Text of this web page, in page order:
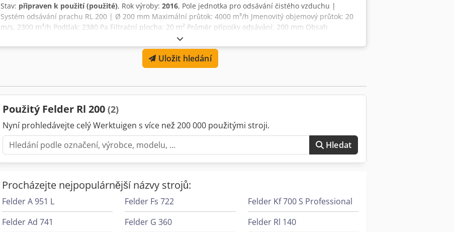
Stav: připraven k použití (použité), Rok výroby: 2016, Pole jednotka pro odsávání čistého vzduchu |
Systém odsávání prachu RL 200 | Ø 200 mm Maximální průtok: 4000 m³/h Jmenovitý objemový průtok: 20
m/s, 2300 m³/h Podtlak: 2380 Pa Filtrační plocha: 20 m² Průměr přípojky odsávání: 200 mm Obsah
zbytkového prachu: < 0,1 mg/m3 Briketovací lis Felder 50 FBP Průměr briket: 50 mm Průtok: 30–50 kg/h
Výkon motoru: 4 kW Rozměry (d x š): 1750 x 1270 mm Hmotnost: 950 kg Objem hydraulického oleje: 125
litrů Rok stavby 2016 Stav připraven k použití Codpfx Aewa Rlkjlferf Cena 15500,- Systém je již demontován
Uložit hledání
Použitý Felder Rl 200 (2)
Nyní prohledávejte celý Werktuigen s více než 200 000 použitými stroji.
Hledat
Procházejte nejpopulárnější názvy strojů:
Felder A 951 L
Felder Ad 741
Felder Fs 722
Felder G 360
Felder Kf 700 S Professional
Felder Rl 140